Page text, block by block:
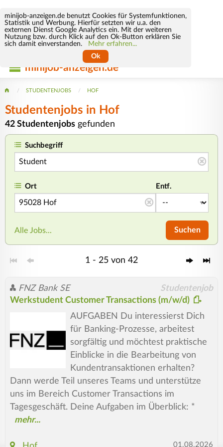
minijob-anzeigen.de benutzt Cookies für Systemfunktionen,
Statistik und Werbung. Hierfür setzten wir u.a. den
externen Dienst Google Analytics ein. Mit der weiteren
Nutzung bzw. durch Klick auf den Ok-Button erklären Sie
sich damit einverstanden.
Mehr erfahren...
Ok
minijob-anzeigen.de
STUDENTENJOBS HOF
Studentenjobs in Hof
42 Studentenjobs gefunden
Suchbegriff
Ort Entf.
Alle Jobs... Suchen
1 - 25 von 42
FNZ Bank SE Studentenjob
Werkstudent Customer Transactions (m/w/d)
AUFGABEN Du interessierst Dich
für Banking-Prozesse, arbeitest
sorgfältig und möchtest praktische
Einblicke in die Bearbeitung von
Kundentransaktionen erhalten?
Dann werde Teil unseres Teams und unterstütze
uns im Bereich Customer Transactions im
Tagesgeschäft. Deine Aufgaben im Überblick: *
01.08.2026